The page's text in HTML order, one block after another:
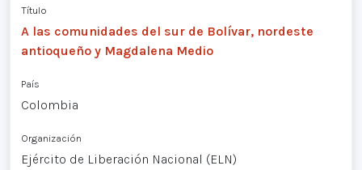
Título
A las comunidades del sur de Bolívar, nordeste
antioqueño y Magdalena Medio
País
Colombia
Organización
Ejército de Liberación Nacional (ELN)